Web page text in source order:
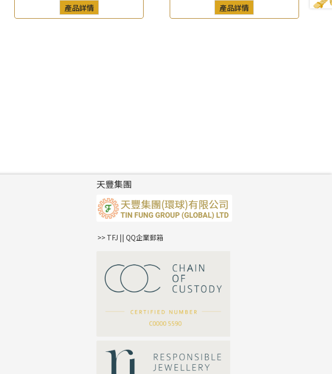
產品詳情 產品詳情
*你的名字
公司名稱
天豐集團
>> TFJ || QQ企業郵箱